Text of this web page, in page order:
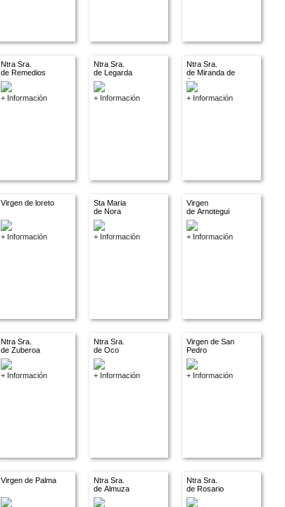
Ntra Sra.
de Remedios
+ Información
Ntra Sra.
de Legarda
+ Información
Ntra Sra.
de Miranda de
Arga
+ Información
Virgen de loreto
+ Información
Sta Maria
de Nora
+ Información
Virgen
de Arnotegui
+ Información
Ntra Sra.
de Zuberoa
+ Información
Ntra Sra.
de Oco
+ Información
Virgen de San
Pedro
+ Información
Virgen de Palma
Ntra Sra.
de Almuza
Ntra Sra.
de Rosario